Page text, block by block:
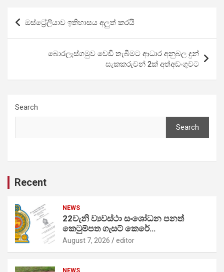
Post
navigation
ඔස්ට්‍රේලියාව ඉතිහාසය අලුත් කරයි
බොරලැස්ගමුව වෙඩි තැබීමට ආධාර අනුබල දුන්
සැකකරුවන් 2ක් අත්අඩංගුවට
Search
Search
Recent
NEWS
22වැනි ව්‍යවස්ථා සංශෝධන පනත්
කෙටුම්පත ගැසට් කෙරේ…
August 7, 2026 editor